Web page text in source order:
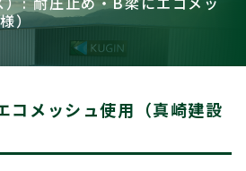
）
コメッシュ使用（真崎建設